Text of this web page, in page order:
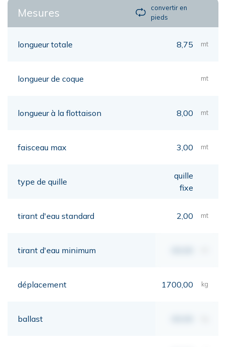
Mesures
convertir en
pieds
longueur totale 8,75 mt
longueur de coque mt
longueur à la flottaison 8,00 mt
faisceau max 3,00 mt
type de quille
quille
fixe
tirant d'eau standard 2,00 mt
tirant d'eau minimum
déplacement 1700,00 kg
ballast